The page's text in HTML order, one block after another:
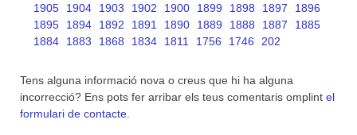
1905
1904 1903 1902 1900 1899 1898 1897
1896
1895
1894 1892 1891 1890 1889 1888 1887
1885
1884
1883 1868 1834 1811 1756 1746 202
Tens alguna informació nova o creus que hi ha alguna
incorrecció? Ens pots fer arribar els teus comentaris omplint el
formulari de contacte